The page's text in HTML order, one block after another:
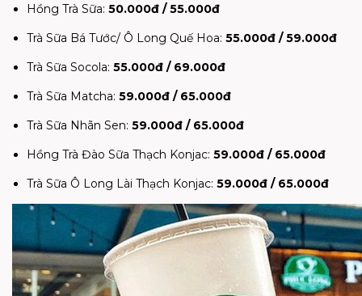
Hồng Trà Sữa: 50.000đ / 55.000đ
Trà Sữa Bá Tước/ Ô Long Quế Hoa: 55.000đ / 59.000đ
Trà Sữa Socola: 55.000đ / 69.000đ
Trà Sữa Matcha: 59.000đ / 65.000đ
Trà Sữa Nhãn Sen: 59.000đ / 65.000đ
Hồng Trà Đào Sữa Thạch Konjac: 59.000đ / 65.000đ
Trà Sữa Ô Long Lài Thạch Konjac: 59.000đ / 65.000đ